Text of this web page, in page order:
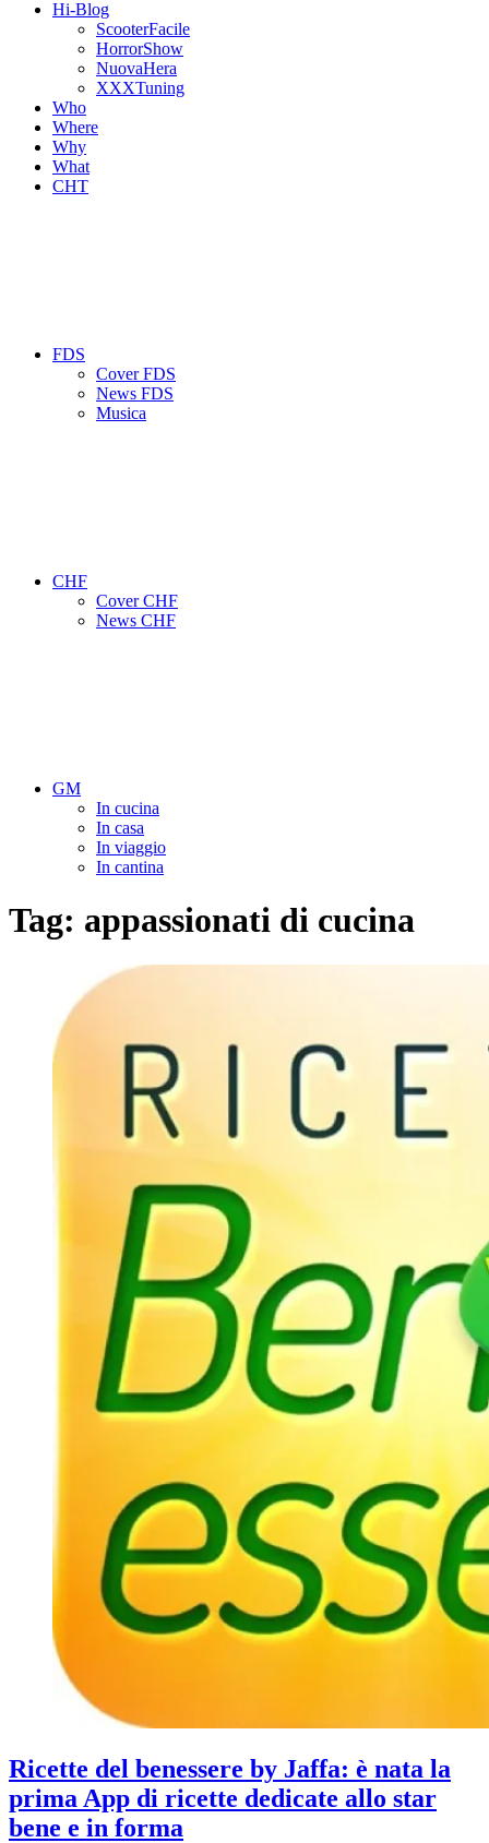
Hi-Blog
ScooterFacile
HorrorShow
NuovaHera
XXXTuning
Who
Where
Why
What
CHT
FDS
Cover FDS
News FDS
Musica
CHF
Cover CHF
News CHF
GM
In cucina
In casa
In viaggio
In cantina
Tag: appassionati di cucina
Ricette del benessere by Jaffa: è nata la
prima App di ricette dedicate allo star
bene e in forma